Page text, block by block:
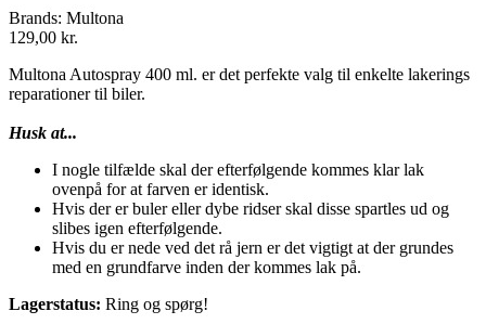
Brands: Multona
129,00 kr.
Multona Autospray 400 ml. er det perfekte valg til enkelte lakerings
reparationer til biler.
Husk at...
I nogle tilfælde skal der efterfølgende kommes klar lak
ovenpå for at farven er identisk.
Hvis der er buler eller dybe ridser skal disse spartles ud og
slibes igen efterfølgende.
Hvis du er nede ved det rå jern er det vigtigt at der grundes
med en grundfarve inden der kommes lak på.
Lagerstatus: Ring og spørg!